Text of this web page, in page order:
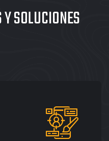
SOLUCIONES